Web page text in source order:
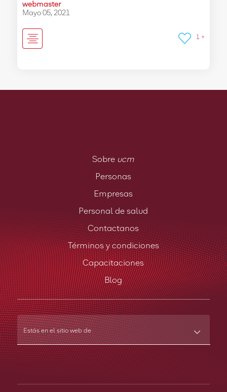
webmaster
Mayo 05, 2021
1 +
Sobre ucm
Personas
Empresas
Personal de salud
Contactanos
Términos y condiciones
Capacitaciones
Blog
Estás en el sitio web de